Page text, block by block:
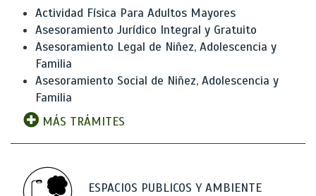
Actividad Física Para Adultos Mayores
Asesoramiento Jurídico Integral y Gratuito
Asesoramiento Legal de Niñez, Adolescencia y
Familia
Asesoramiento Social de Niñez, Adolescencia y
Familia
MÁS TRÁMITES
ESPACIOS PUBLICOS Y AMBIENTE